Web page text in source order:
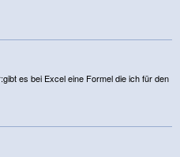
es bei Excel eine Formel die ich für den